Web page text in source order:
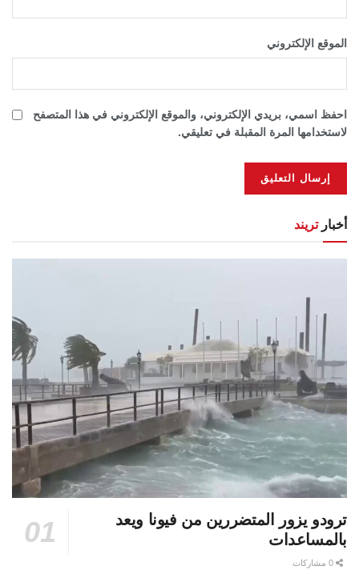
الموقع الإلكتروني
احفظ اسمي، بريدي الإلكتروني، والموقع الإلكتروني في هذا المتصفح
لاستخدامها المرة المقبلة في تعليقي.
أخبارتريند
ترودو يزور المتضررين من فيونا ويعد
بالمساعدات